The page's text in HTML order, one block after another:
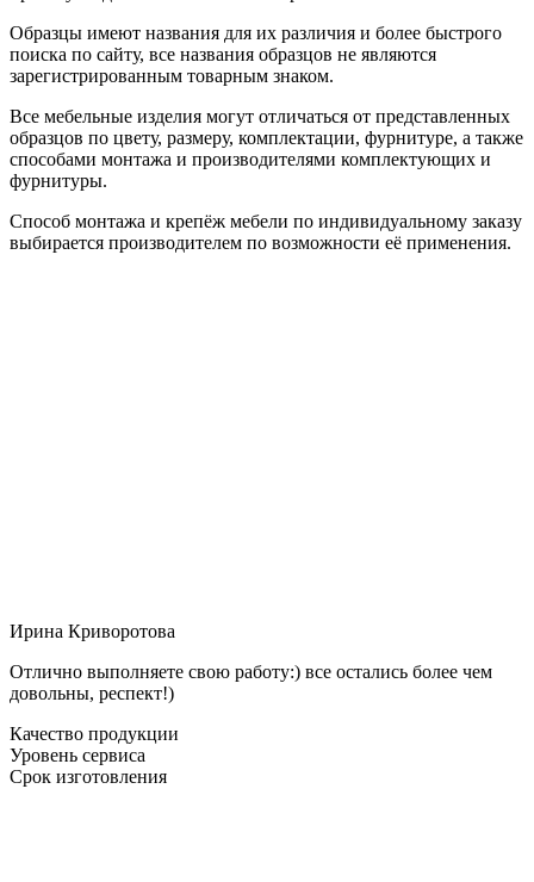
Образцы имеют названия для их различия и более быстрого
поиска по сайту, все названия образцов не являются
зарегистрированным товарным знаком.
Все мебельные изделия могут отличаться от представленных
образцов по цвету, размеру, комплектации, фурнитуре, а также
способами монтажа и производителями комплектующих и
фурнитуры.
Способ монтажа и крепёж мебели по индивидуальному заказу
выбирается производителем по возможности её применения.
Ирина Криворотова
Отлично выполняете свою работу:) все остались более чем
довольны, респект!)
Качество продукции
Уровень сервиса
Срок изготовления